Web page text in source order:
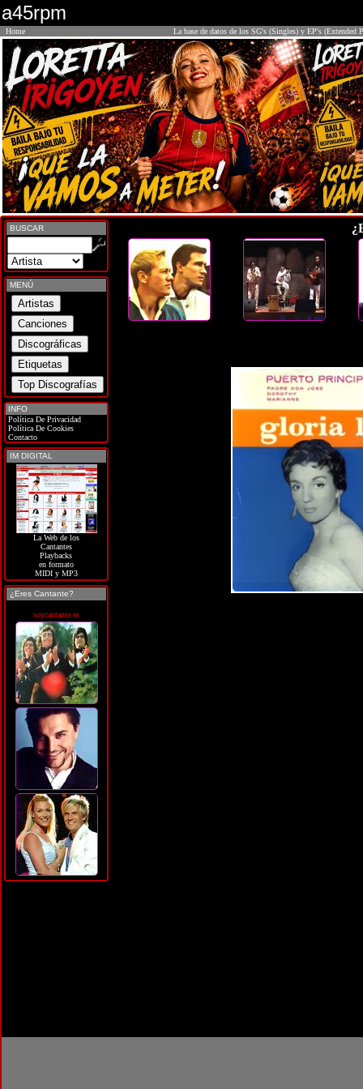
a45rpm
Home La base de datos de los SG's (Singles) y EP's (Extended
BUSCAR
MENÚ
INFO
Política De Privacidad
Política De Cookies
Contacto
IM DIGITAL
La Web de los
Cantantes
Playbacks
en formato
MIDI y MP3
¿Eres Cantante?
soycantante.es